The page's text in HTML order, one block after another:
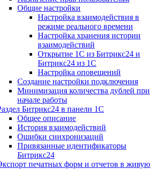
Общие настройки
Настройка взаимодействия в
режиме реального времени
Настройка хранения истории
взаимодействий
Открытие 1С из Битрикс24 и
Битрикс24 из 1С
Настройка оповещений
Создание настройки подключения
Минимизация количества дублей при
начале работы
Битрикс24 в панели 1С
Общее описание
История взаимодействий
Ошибки синхронизаций
Привязанные идентификаторы
Битрикс24
печатных форм и отчетов в живую